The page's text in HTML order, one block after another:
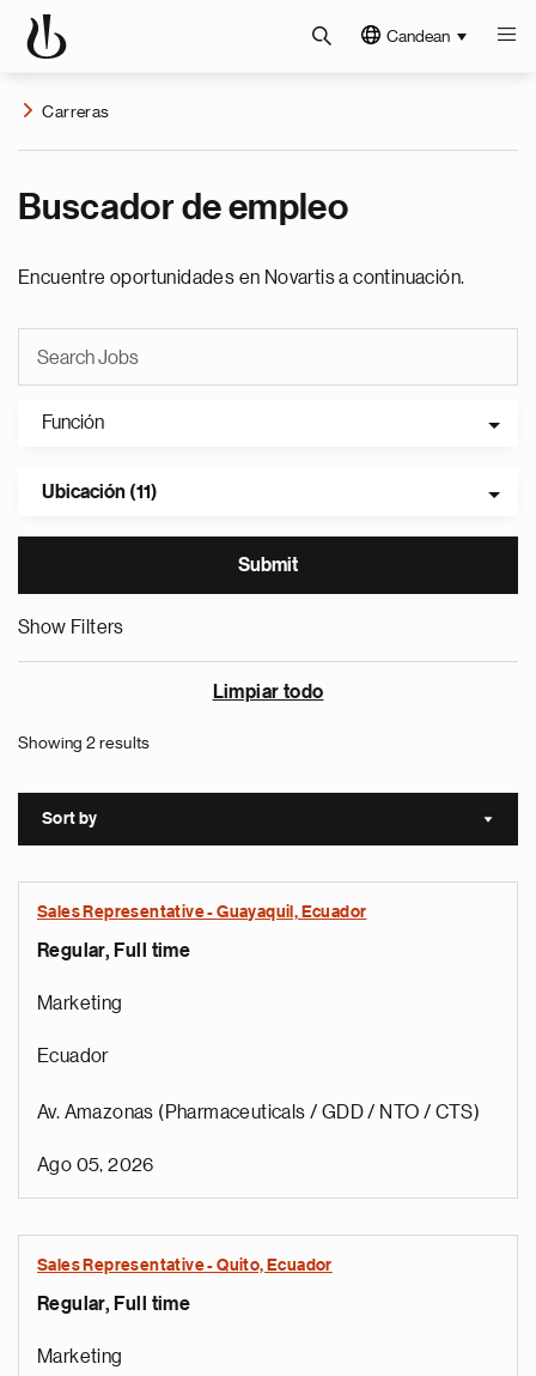
Candean
Carreras
Buscador de empleo
Encuentre oportunidades en Novartis a continuación.
Función
Ubicación (11)
Show Filters
Limpiar todo
Showing 2 results
Sort by Sort
Sales Representative - Guayaquil, Ecuador
Regular, Full time
Marketing
Ecuador
Av. Amazonas (Pharmaceuticals / GDD / NTO / CTS)
Ago 05, 2026
Sales Representative - Quito, Ecuador
Regular, Full time
Marketing